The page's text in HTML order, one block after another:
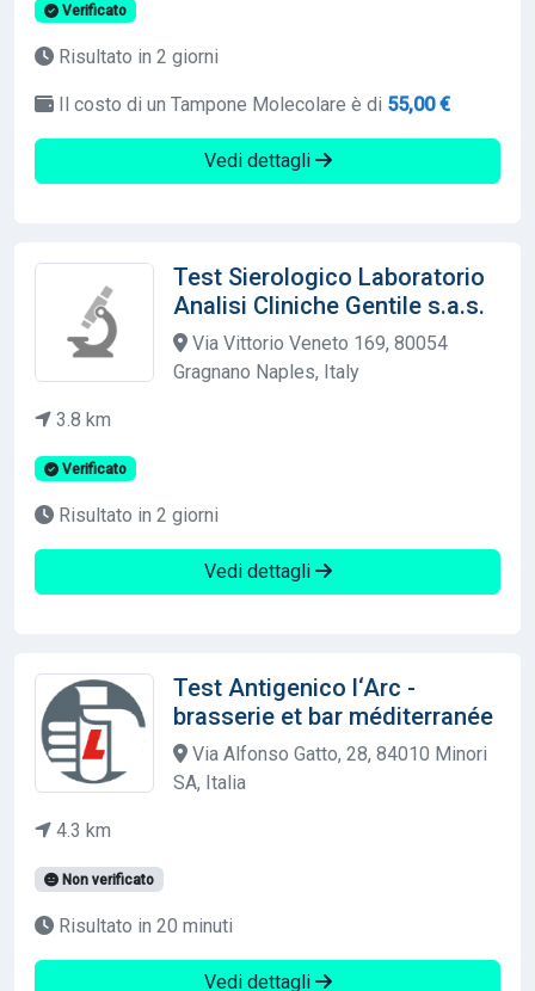
Verificato
Risultato in 2 giorni
Il costo di un Tampone Molecolare è di 55,00 €
Vedi dettagli
Test Sierologico Laboratorio
Analisi Cliniche Gentile s.a.s.
Via Vittorio Veneto 169, 80054
Gragnano Naples, Italy
3.8 km
Verificato
Risultato in 2 giorni
Vedi dettagli
Test Antigenico l‘Arc -
brasserie et bar méditerranée
Via Alfonso Gatto, 28, 84010 Minori
SA, Italia
4.3 km
Non verificato
Risultato in 20 minuti
Vedi dettagli